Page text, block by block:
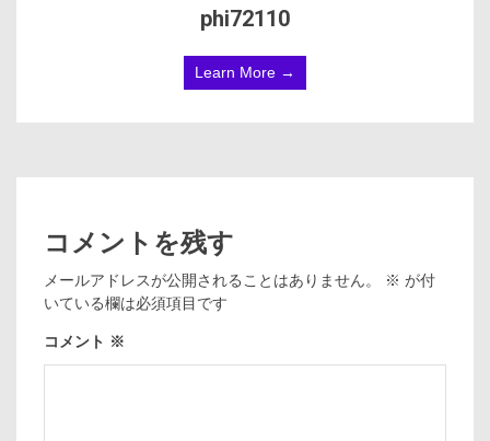
phi72110
Learn More →
コメントを残す
メールアドレスが公開されることはありません。 ※ が付
いている欄は必須項目です
コメント ※